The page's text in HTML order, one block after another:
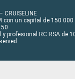
con un capital de 150 000
profesional RC RSA de